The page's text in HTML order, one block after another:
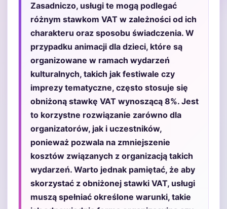
Zasadniczo, usługi te mogą podlegać
różnym stawkom VAT w zależności od ich
charakteru oraz sposobu świadczenia. W
przypadku animacji dla dzieci, które są
organizowane w ramach wydarzeń
kulturalnych, takich jak festiwale czy
imprezy tematyczne, często stosuje się
obniżoną stawkę VAT wynoszącą 8%. Jest
to korzystne rozwiązanie zarówno dla
organizatorów, jak i uczestników,
ponieważ pozwala na zmniejszenie
kosztów związanych z organizacją takich
wydarzeń. Warto jednak pamiętać, że aby
skorzystać z obniżonej stawki VAT, usługi
muszą spełniać określone warunki, takie